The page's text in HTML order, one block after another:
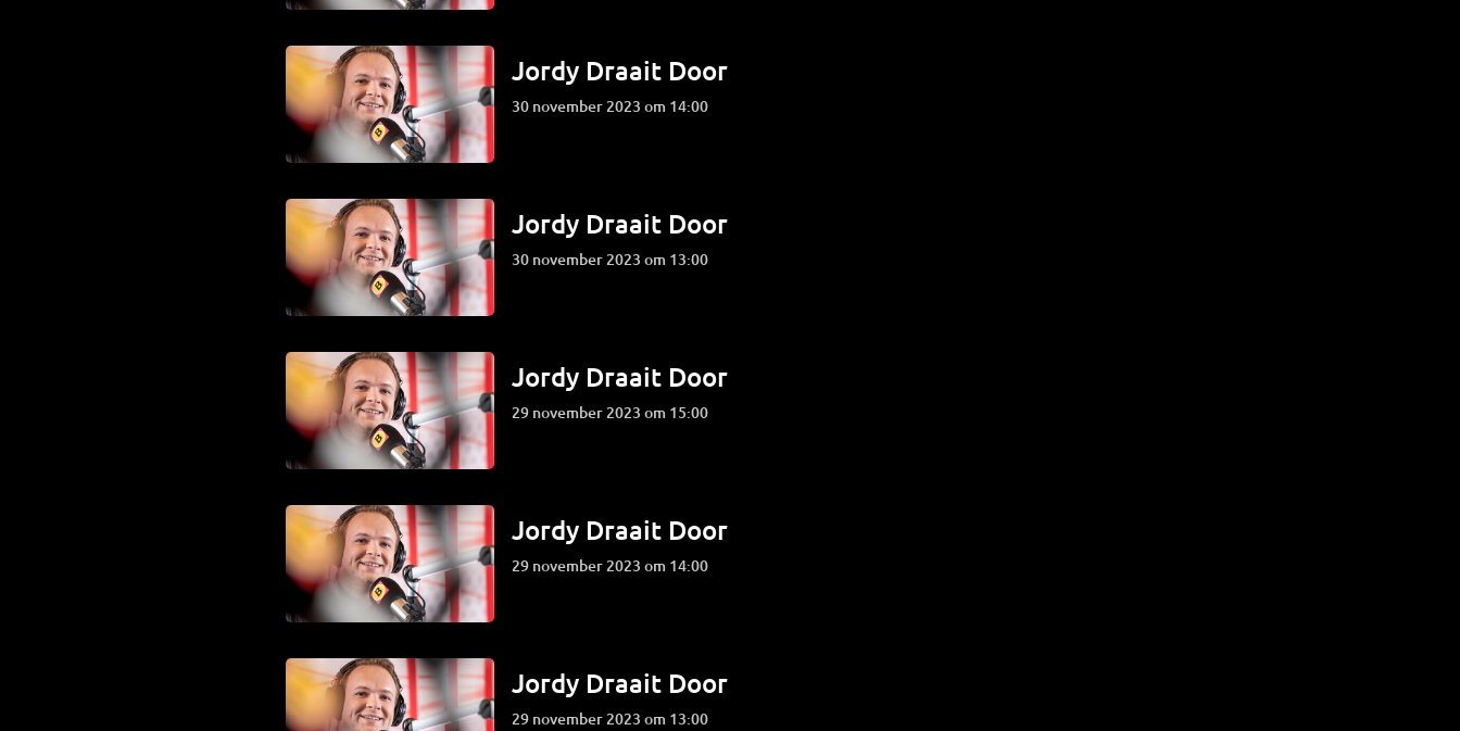
Jordy Draait Door
30 november 2023 om 14:00
Jordy Draait Door
30 november 2023 om 13:00
Jordy Draait Door
29 november 2023 om 15:00
Jordy Draait Door
29 november 2023 om 14:00
Jordy Draait Door
29 november 2023 om 13:00